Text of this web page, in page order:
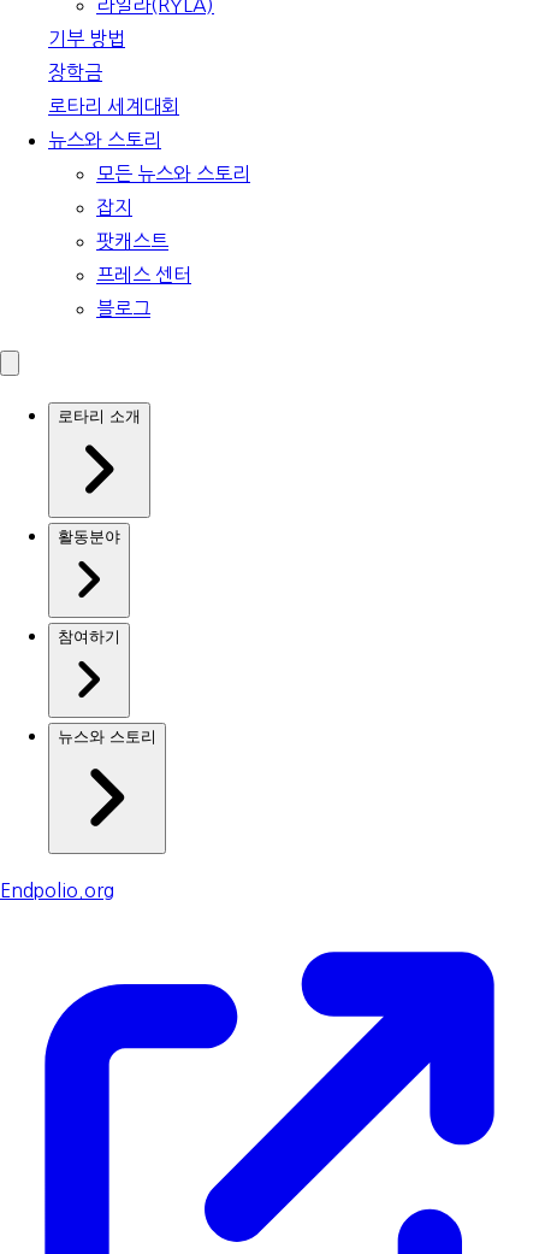
라일라(RYLA)
기부 방법
장학금
로타리 세계대회
뉴스와 스토리
모든 뉴스와 스토리
잡지
팟캐스트
프레스 센터
블로그
로타리 소개
활동분야
참여하기
뉴스와 스토리
Endpolio.org